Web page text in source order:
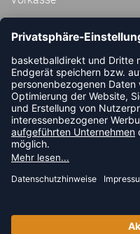
ABONNIERE JETZT DEN
HANDBALLDIREKT-
NEUIGKEIT ODER